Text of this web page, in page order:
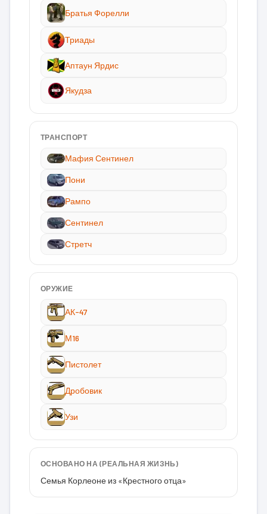
Братья Форелли
Триады
Аптаун Ярдис
Якудза
ТРАНСПОРТ
Мафия Сентинел
Пони
Рампо
Сентинел
Стретч
ОРУЖИЕ
АК-47
М16
Пистолет
Дробовик
Узи
ОСНОВАНО НА (РЕАЛЬНАЯ ЖИЗНЬ)
Семья Корлеоне из «Крестного отца»